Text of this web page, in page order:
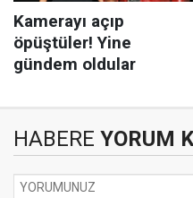
HABERE YORUM